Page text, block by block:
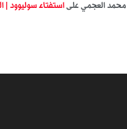
محمد العجمي على استفتاء سوليوود |